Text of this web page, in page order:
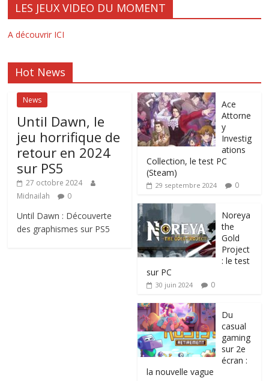
LES JEUX VIDEO DU MOMENT
A découvrir ICI
Hot News
News
Until Dawn, le
jeu horrifique de
retour en 2024
sur PS5
27 octobre 2024
Midnailah
0
Until Dawn : Découverte
des graphismes sur PS5
Ace
Attorne
y
Investig
ations
Collection, le test PC
(Steam)
29 septembre 2024 0
Noreya
the
Gold
Project
: le test
sur PC
30 juin 2024 0
Du
casual
gaming
sur 2e
écran :
la nouvelle vague